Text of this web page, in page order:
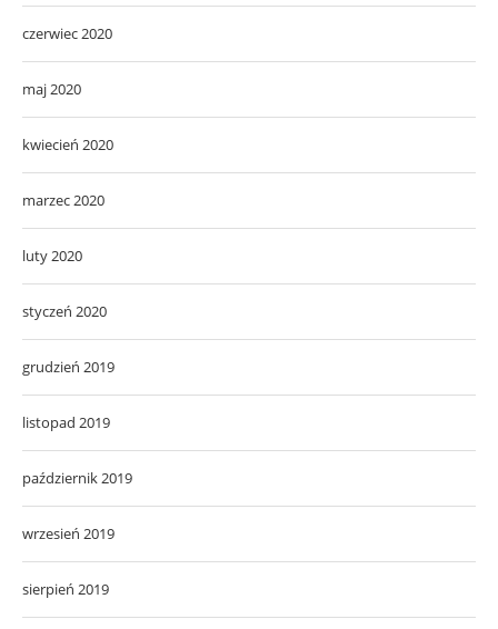
czerwiec 2020
maj 2020
kwiecień 2020
marzec 2020
luty 2020
styczeń 2020
grudzień 2019
listopad 2019
październik 2019
wrzesień 2019
sierpień 2019